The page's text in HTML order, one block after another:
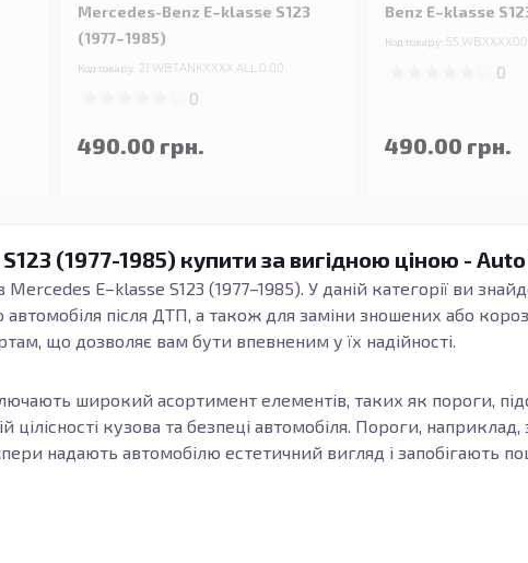
Mercedes-Benz E–klasse S123
(1977–1985)
Код товару: 21.WBTANKXXXX.ALL.0.00
0
490.00 грн.
Benz E–klasse
Код товару:
0
490.00 грн.
(1977-1985) купити за вигідною ціною -
E–klasse S123 (1977–1985). У даній категорії ви
після ДТП, а також для заміни зношених або
що дозволяє вам бути впевненим у їх надійності.
широкий асортимент елементів, таких як пороги,
кузова та безпеці автомобіля. Пороги,
надають автомобілю естетичний вигляд і запобігають
є важливим кроком у забезпеченні безпеки та